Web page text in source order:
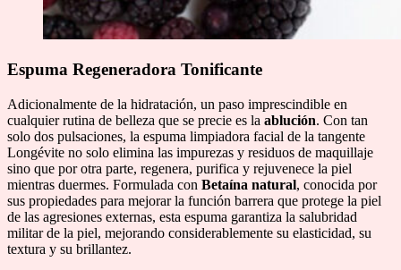
Espuma Regeneradora Tonificante
Adicionalmente de la hidratación, un paso imprescindible en
cualquier rutina de belleza que se precie es la ablución. Con tan
solo dos pulsaciones, la espuma limpiadora facial de la tangente
Longévite no solo elimina las impurezas y residuos de maquillaje
sino que por otra parte, regenera, purifica y rejuvenece la piel
mientras duermes. Formulada con Betaína natural, conocida por
sus propiedades para mejorar la función barrera que protege la piel
de las agresiones externas, esta espuma garantiza la salubridad
militar de la piel, mejorando considerablemente su elasticidad, su
textura y su brillantez.